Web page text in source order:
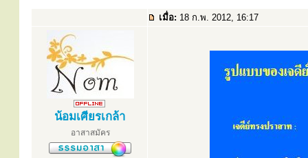
เมื่อ: 18 ก.พ. 2012, 16:17
น้อมเศียรเกล้า
อาสาสมัคร